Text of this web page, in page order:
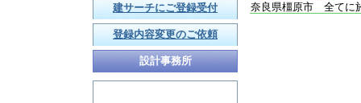
建サーチにご登録受付
登録内容変更のご依頼
設計事務所
奈良県橿原市 全てに